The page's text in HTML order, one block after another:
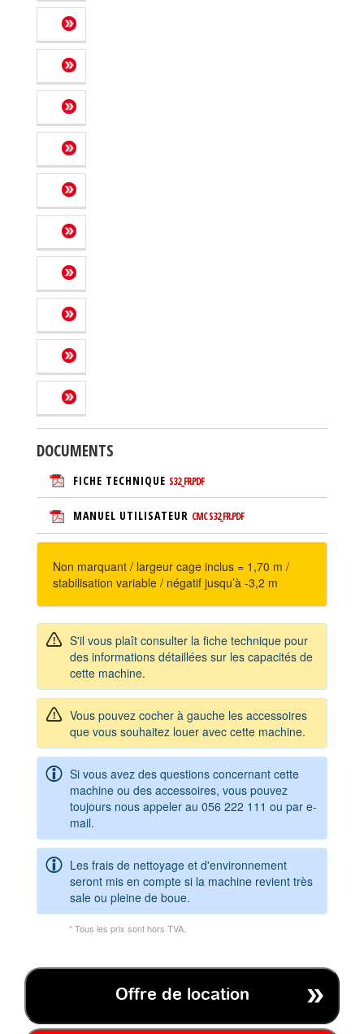
DOCUMENTS
FICHE TECHNIQUE S32_FR.PDF
MANUEL UTILISATEUR CMC S32_FR.PDF
Non marquant / largeur cage inclus = 1,70 m /
stabilisation variable / négatif jusqu’à -3,2 m
S'il vous plaît consulter la fiche technique pour
des informations détaillées sur les capacités de
cette machine.
Vous pouvez cocher à gauche les accessoires
que vous souhaitez louer avec cette machine.
Si vous avez des questions concernant cette
machine ou des accessoires, vous pouvez
toujours nous appeler au 056 222 111 ou par e-
mail.
Les frais de nettoyage et d'environnement
seront mis en compte si la machine revient très
sale ou pleine de boue.
* Tous les prix sont hors TVA.
Offre de location